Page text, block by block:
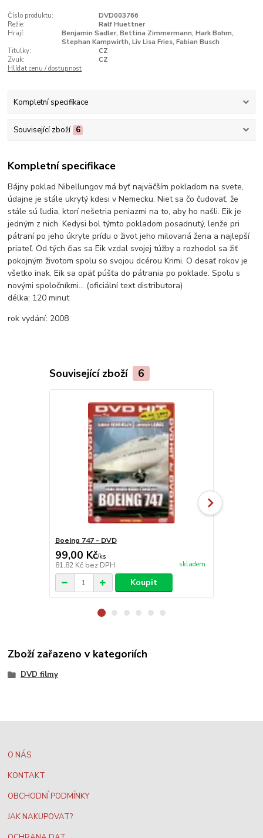
Číslo produktu:
DVD003766
Režie:
Ralf Huettner
Hrají:
Benjamin Sadler, Bettina Zimmermann, Hark Bohm,
Stephan Kampwirth, Liv Lisa Fries, Fabian Busch
Titulky:
CZ
Zvuk:
CZ
Hlídat cenu / dostupnost
Kompletní specifikace
Související zboží 6
Kompletní specifikace
Bájny poklad Nibellungov má byť najväčším pokladom na svete,
údajne je stále ukrytý kdesi v Nemecku. Niet sa čo čudovať, že
stále sú ľudia, ktorí nešetria peniazmi na to, aby ho našli. Eik je
jedným z nich. Kedysi bol týmto pokladom posadnutý, lenže pri
pátraní po jeho úkryte prídu o život jeho milovaná žena a najlepší
priateľ. Od tých čias sa Eik vzdal svojej túžby a rozhodol sa žiť
pokojným životom spolu so svojou dcérou Krimi. O desať rokov je
všetko inak. Eik sa opäť púšťa do pátrania po poklade. Spolu s
novými spoločníkmi... (oficiální text distributora)
délka: 120 minut
rok vydání: 2008
Související zboží 6
Boeing 747 - DVD
99,00 Kč/ks
81,82 Kč bez DPH skladem
Koupit
Zboží zařazeno v kategoriích
DVD filmy
O NÁS
KONTAKT
OBCHODNÍ PODMÍNKY
JAK NAKUPOVAT?